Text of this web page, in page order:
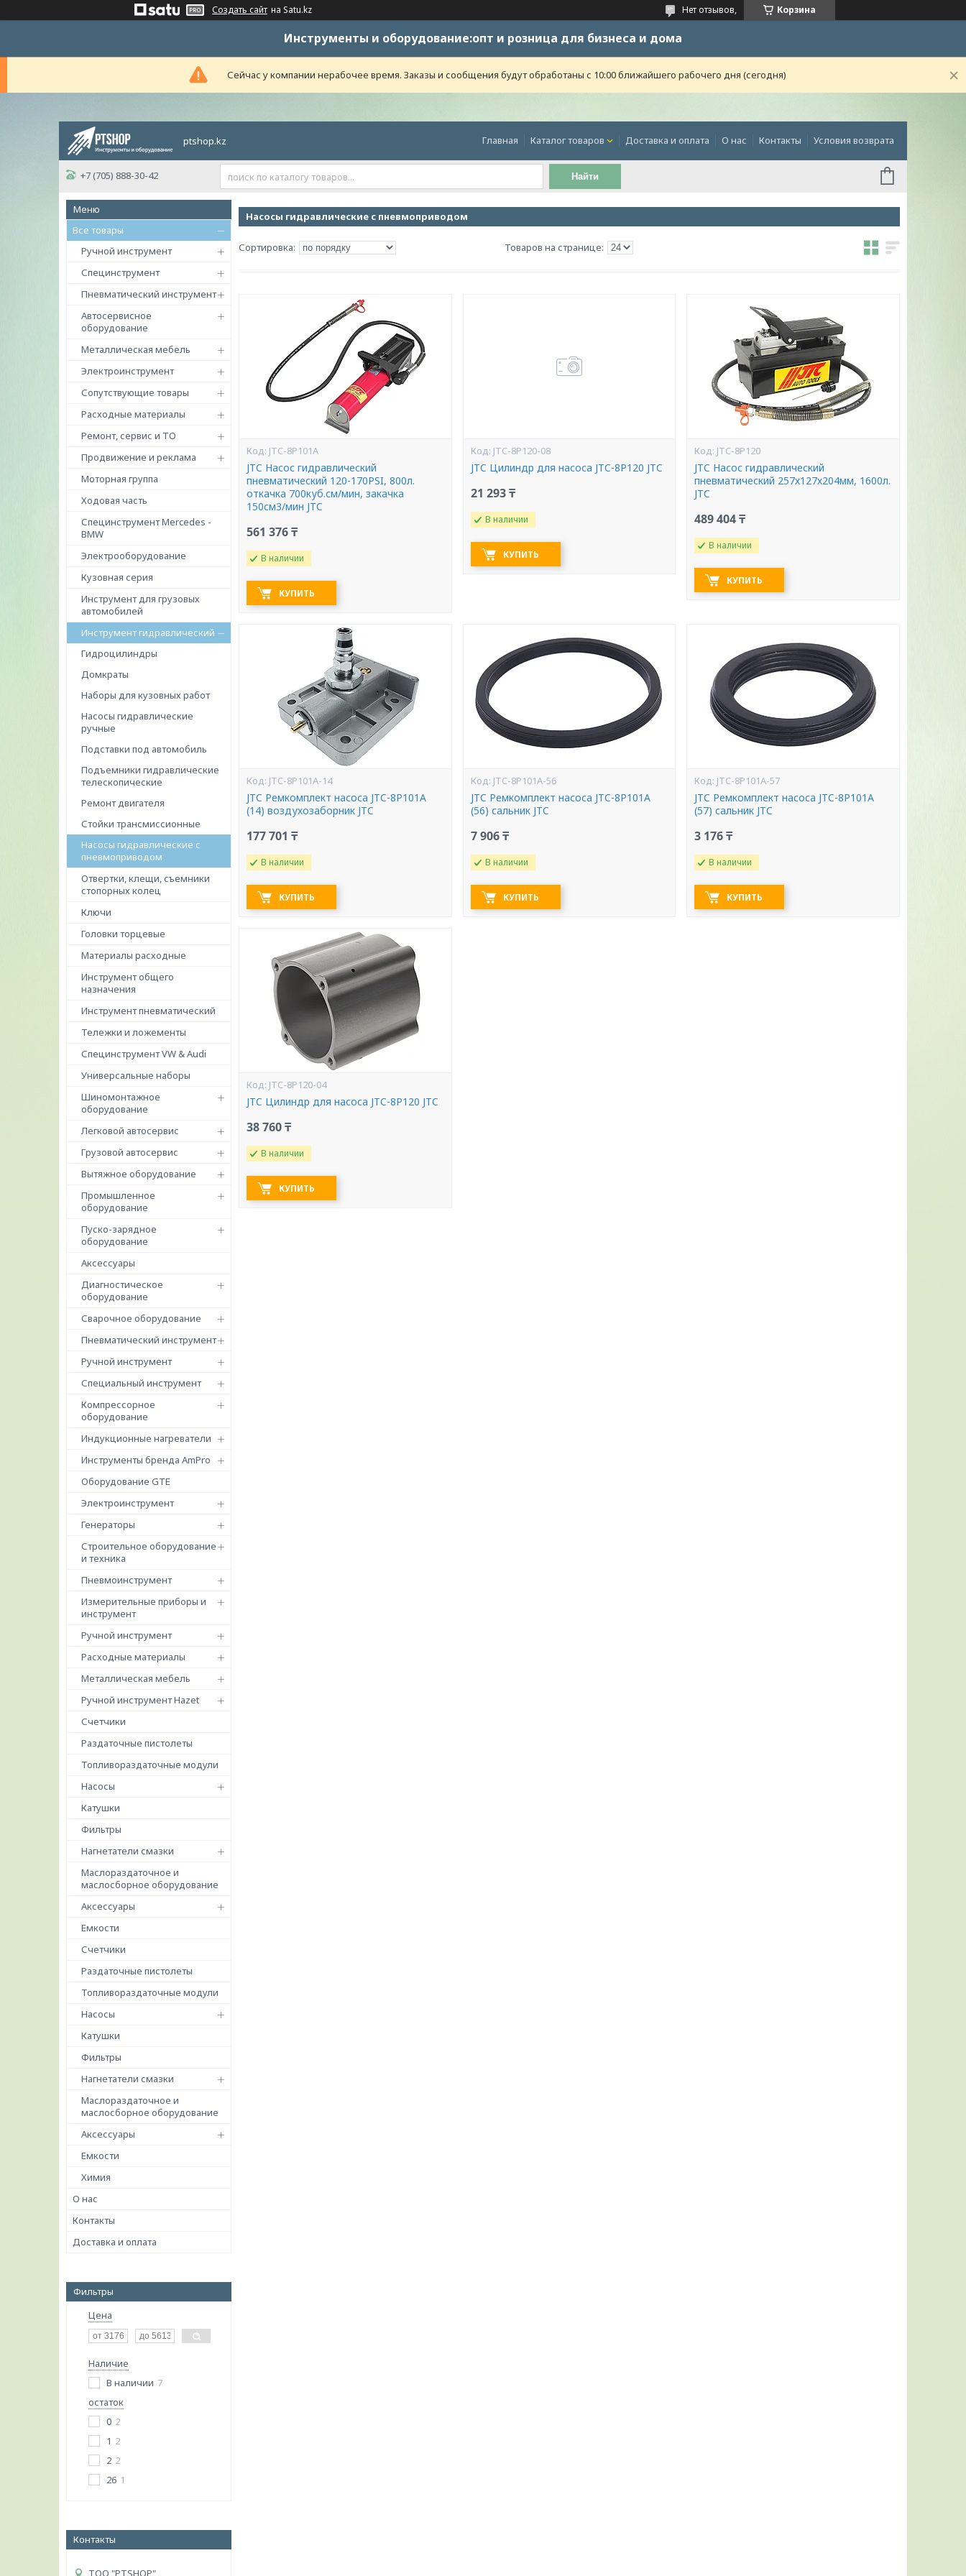
Создать сайт на Satu.kz Корзина
Нет отзывов,
Инструменты и оборудование:опт и розница для бизнеса и дома
Сейчас у компании нерабочее время. Заказы и сообщения будут обработаны с 10:00 ближайшего рабочего дня (сегодня)
ptshop.kz Главная Каталог товаров Доставка и оплата О нас Контакты Условия возврата
+7 (705) 888-30-42 Найти
Все товары
Ручной инструмент
Специнструмент
Пневматический инструмент
Автосервисное
оборудование
Металлическая мебель
Электроинструмент
Сопутствующие товары
Расходные материалы
Ремонт, сервис и ТО
Продвижение и реклама
Моторная группа
Ходовая часть
Специнструмент Mercedes -
BMW
Электрооборудование
Кузовная серия
Инструмент для грузовых
автомобилей
Инструмент гидравлический
Гидроцилиндры
Домкраты
Наборы для кузовных работ
Насосы гидравлические
ручные
Подставки под автомобиль
Подъемники гидравлические
телескопические
Ремонт двигателя
Стойки трансмиссионные
Насосы гидравлические с
пневмоприводом
Отвертки, клещи, съемники
стопорных колец
Ключи
Головки торцевые
Материалы расходные
Инструмент общего
назначения
Инструмент пневматический
Тележки и ложементы
Специнструмент VW & Audi
Универсальные наборы
Шиномонтажное
оборудование
Легковой автосервис
Грузовой автосервис
Вытяжное оборудование
Промышленное
оборудование
Пуско-зарядное
оборудование
Аксессуары
Диагностическое
оборудование
Сварочное оборудование
Пневматический инструмент
Ручной инструмент
Специальный инструмент
Компрессорное
оборудование
Индукционные нагреватели
Инструменты бренда AmPro
Оборудование GTE
Электроинструмент
Генераторы
Строительное оборудование
и техника
Пневмоинструмент
Измерительные приборы и
инструмент
Ручной инструмент
Расходные материалы
Металлическая мебель
Ручной инструмент Hazet
Счетчики
Раздаточные пистолеты
Топливораздаточные модули
Насосы
Катушки
Фильтры
Нагнетатели смазки
Маслораздаточное и
маслосборное оборудование
Аксессуары
Емкости
Счетчики
Раздаточные пистолеты
Топливораздаточные модули
Насосы
Катушки
Фильтры
Нагнетатели смазки
Маслораздаточное и
маслосборное оборудование
Аксессуары
Емкости
Химия
О нас
Контакты
Доставка и оплата
Фильтры
Цена
Наличие
В наличии 7
остаток
0 2
1 2
2 2
26 1
Контакты
ТОО "PTSHOP"
Насосы гидравлические с пневмоприводом
JTC-8P101A
JTC Насос гидравлический
пневматический 120-170PSI, 800л.
откачка 700куб.см/мин, закачка
150см3/мин JTC
561 376 ₸
В наличии
КУПИТЬ
JTC-8P120-08
JTC Цилиндр для насоса JTC-8P120 JTC
21 293 ₸
В наличии
КУПИТЬ
JTC-8P120
JTC Насос гидравлический
пневматический 257х127х204мм, 1600л.
JTC
489 404 ₸
В наличии
КУПИТЬ
JTC-8P101A-14
JTC Ремкомплект насоса JTC-8P101A
(14) воздухозаборник JTC
177 701 ₸
В наличии
КУПИТЬ
JTC-8P101A-56
JTC Ремкомплект насоса JTC-8P101A
(56) сальник JTC
7 906 ₸
В наличии
КУПИТЬ
JTC-8P101A-57
JTC Ремкомплект насоса JTC-8P101A
(57) сальник JTC
3 176 ₸
В наличии
КУПИТЬ
JTC-8P120-04
JTC Цилиндр для насоса JTC-8P120 JTC
38 760 ₸
В наличии
КУПИТЬ